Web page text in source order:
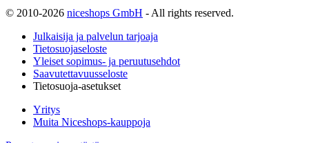
© 2010-2026 niceshops GmbH - All rights reserved.
Julkaisija ja palvelun tarjoaja
Tietosuojaseloste
Yleiset sopimus- ja peruutusehdot
Saavutettavuusseloste
Tietosuoja-asetukset
Yritys
Muita Niceshops-kauppoja